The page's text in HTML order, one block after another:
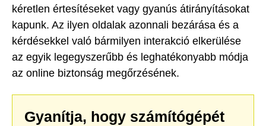
kéretlen értesítéseket vagy gyanús átirányításokat
kapunk. Az ilyen oldalak azonnali bezárása és a
kérdésekkel való bármilyen interakció elkerülése
az egyik legegyszerűbb és leghatékonyabb módja
az online biztonság megőrzésének.
Gyanítja, hogy számítógépét